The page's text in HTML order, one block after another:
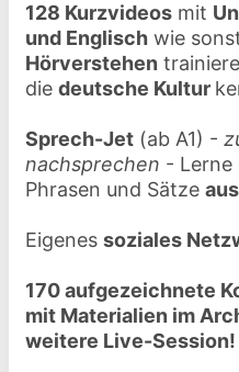
128 Kurzvideos mit
und Englisch wie
Hörverstehen
die deutsche Kultur
Sprech-Jet (ab A1) -
nachsprechen -
Phrasen und Sätze
Eigenes soziales
170 aufgezeichnete
mit Materialien im
weitere Live-Session!